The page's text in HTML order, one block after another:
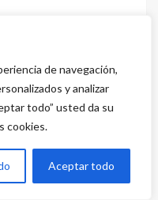
de navegación,
y analizar
todo” usted da su
cookies.
Aceptar todo